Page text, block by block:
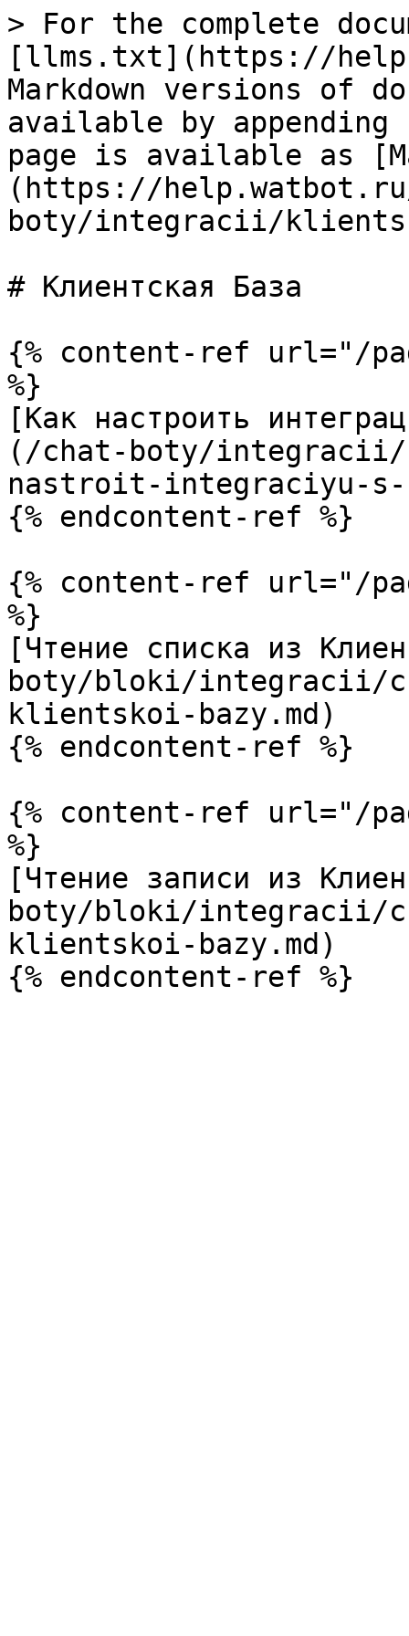
> For the complete
[llms.txt](https://
Markdown versions of
available by
page is available as
(https://
boty/integracii/
# Клиентская База
{% content-ref url="/
%}
[Как настроить
(/chat-boty/integracii/
nastroit-integraciyu-
{% endcontent-ref %}
{% content-ref url="/
%}
[Чтение списка из
boty/bloki/integracii/
klientskoi-bazy.md)
{% endcontent-ref %}
{% content-ref url="/
%}
[Чтение записи из
boty/bloki/integracii/
klientskoi-bazy.md)